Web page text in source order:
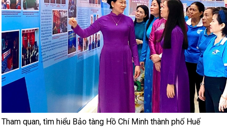
Tham quan, tìm hiểu Bảo tàng Hồ Chí Minh thành phố Huế